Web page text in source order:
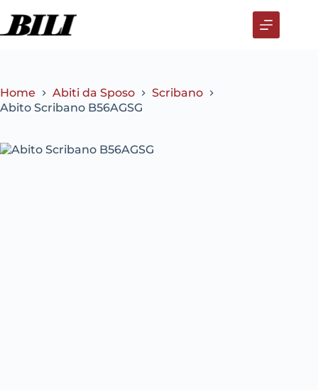
contenuto
Home Abiti da Sposo
Scribano
Abito Scribano B56AGSG